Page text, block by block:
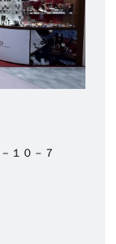
１０－７